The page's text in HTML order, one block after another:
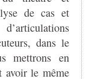
de cas et
dans le
mettrons en
avoir le même